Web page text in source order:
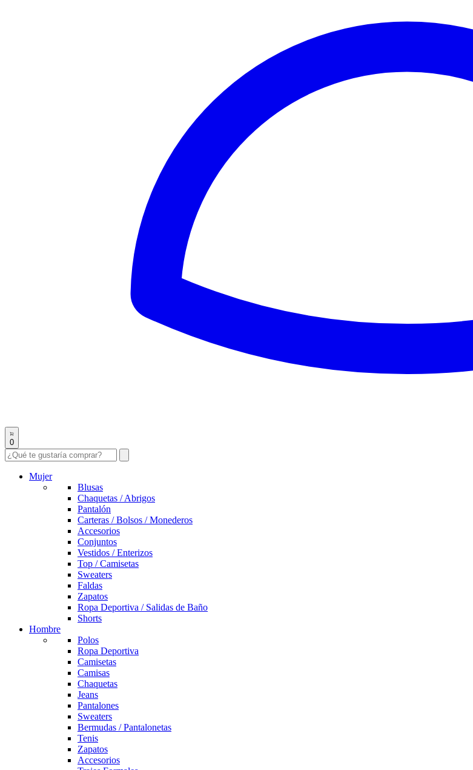
0
Mujer
Blusas
Chaquetas / Abrigos
Pantalón
Carteras / Bolsos / Monederos
Accesorios
Conjuntos
Vestidos / Enterizos
Top / Camisetas
Sweaters
Faldas
Zapatos
Ropa Deportiva / Salidas de Baño
Shorts
Hombre
Polos
Ropa Deportiva
Camisetas
Camisas
Chaquetas
Jeans
Pantalones
Sweaters
Bermudas / Pantalonetas
Tenis
Zapatos
Accesorios